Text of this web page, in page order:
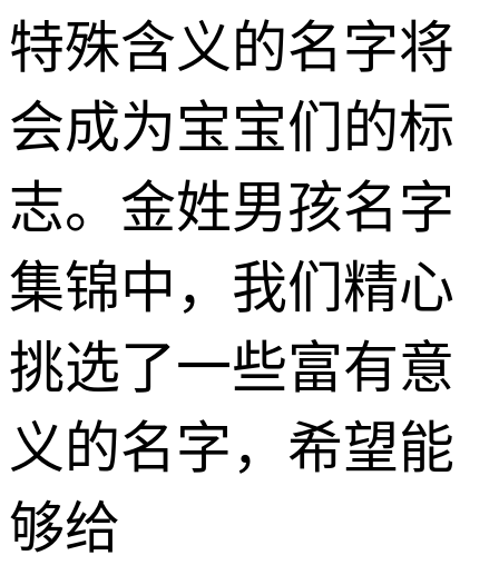
特殊含义的名字将
会成为宝宝们的标
志。金姓男孩名字
集锦中，我们精心
挑选了一些富有意
义的名字，希望能
够给